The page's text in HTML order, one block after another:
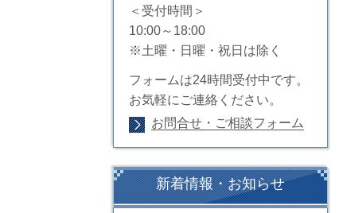
＜受付時間＞
10:00～18:00
※土曜・日曜・祝日は除く
フォームは24時間受付中です。
お気軽にご連絡ください。
お問合せ・ご相談フォーム
新着情報・お知らせ